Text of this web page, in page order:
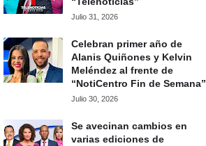
Julio 31, 2026
Celebran primer año de
Alanis Quiñones y Kelvin
Meléndez al frente de
“NotiCentro Fin de Semana”
Julio 30, 2026
Se avecinan cambios en
varias ediciones de